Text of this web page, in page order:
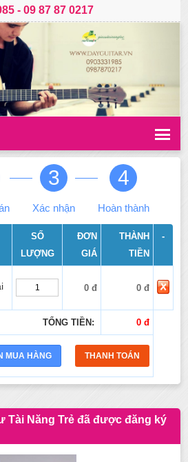
-09 87 87 0217
3
Xác nhận
4
Hoàn thành
SỐ
LƯỢNG
ĐƠN
GIÁ
THÀNH
TIỀN
-
0 đ 0 đ
TỔNG TIỀN: 0 đ
Tài Năng Trẻ đã được đăng ký